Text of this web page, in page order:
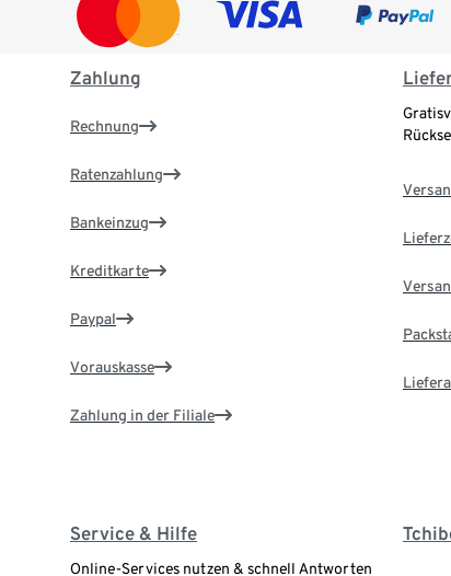
Zahlung
Rechnung
Ratenzahlung
Bankeinzug
Kreditkarte
Paypal
Vorauskasse
Zahlung in der Filiale
Service & Hilfe
Online-Services nutzen & schnell Antworten